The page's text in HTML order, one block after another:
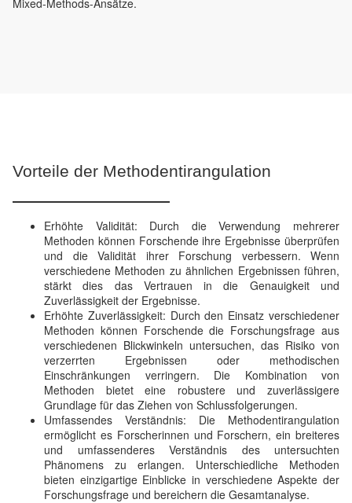
Mixed-Methods-Ansätze.
Vorteile der Methodentirangulation
Erhöhte Validität: Durch die Verwendung mehrerer
Methoden können Forschende ihre Ergebnisse überprüfen
und die Validität ihrer Forschung verbessern. Wenn
verschiedene Methoden zu ähnlichen Ergebnissen führen,
stärkt dies das Vertrauen in die Genauigkeit und
Zuverlässigkeit der Ergebnisse.
Erhöhte Zuverlässigkeit: Durch den Einsatz verschiedener
Methoden können Forschende die Forschungsfrage aus
verschiedenen Blickwinkeln untersuchen, das Risiko von
verzerrten Ergebnissen oder methodischen
Einschränkungen verringern. Die Kombination von
Methoden bietet eine robustere und zuverlässigere
Grundlage für das Ziehen von Schlussfolgerungen.
Umfassendes Verständnis: Die Methodentirangulation
ermöglicht es Forscherinnen und Forschern, ein breiteres
und umfassenderes Verständnis des untersuchten
Phänomens zu erlangen. Unterschiedliche Methoden
bieten einzigartige Einblicke in verschiedene Aspekte der
Forschungsfrage und bereichern die Gesamtanalyse.